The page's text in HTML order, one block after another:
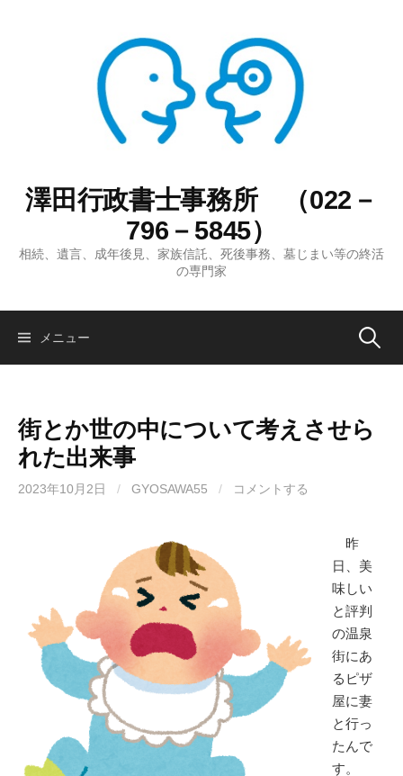
澤田行政書士事務所 （022－
796－5845）
相続、遺言、成年後見、家族信託、死後事務、墓じまい等の終活
の専門家
メニュー 検
街とか世の中について考えさせら
れた出来事
2023年10月2日 / GYOSAWA55 / コメントする
昨
日、美
味しい
と評判
の温泉
街にあ
るピザ
屋に妻
と行っ
たんで
す。